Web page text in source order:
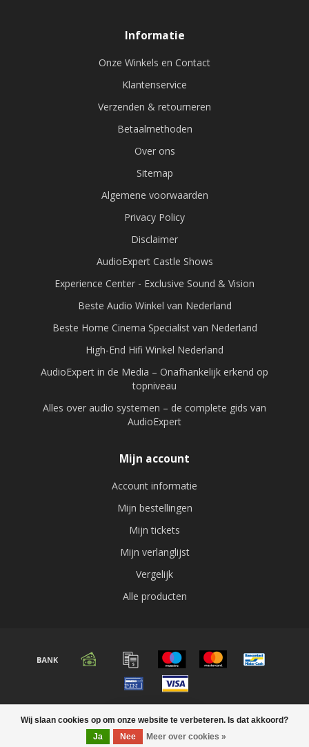
Wij slaan cookies op om onze website te verbeteren. Is dat akkoord?
Ja
Nee Meer over cookies »
Informatie
Onze Winkels en Contact
Klantenservice
Verzenden & retourneren
Betaalmethoden
Over ons
Sitemap
Algemene voorwaarden
Privacy Policy
Disclaimer
AudioExpert Castle Shows
Experience Center - Exclusive Sound & Vision
Beste Audio Winkel van Nederland
Beste Home Cinema Specialist van Nederland
High-End Hifi Winkel Nederland
AudioExpert in de Media – Onafhankelijk erkend op
topniveau
Alles over audio systemen – de complete gids van
AudioExpert
Mijn account
Account informatie
Mijn bestellingen
Mijn tickets
Mijn verlanglijst
Vergelijk
Alle producten
© Copyright 2026 Audio expert
FILTERS